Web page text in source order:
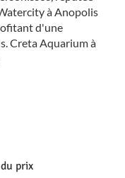
à Anopolis
d'une
Creta Aquarium à
prix